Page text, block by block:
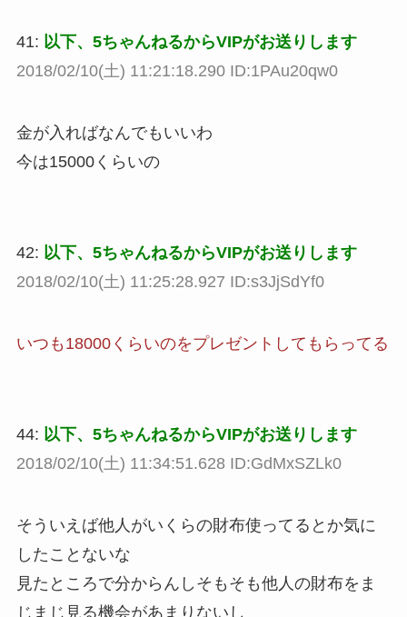
41: 以下、5ちゃんねるからVIPがお送りします
2018/02/10(土) 11:21:18.290 ID:1PAu20qw0
金が入ればなんでもいいわ
今は15000くらいの
42: 以下、5ちゃんねるからVIPがお送りします
2018/02/10(土) 11:25:28.927 ID:s3JjSdYf0
いつも18000くらいのをプレゼントしてもらってる
44: 以下、5ちゃんねるからVIPがお送りします
2018/02/10(土) 11:34:51.628 ID:GdMxSZLk0
そういえば他人がいくらの財布使ってるとか気に
したことないな
見たところで分からんしそもそも他人の財布をま
じまじ見る機会があまりないし